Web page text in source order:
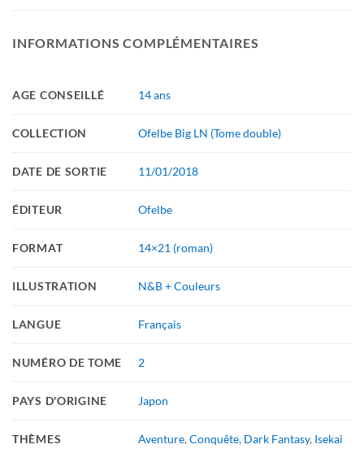
INFORMATIONS COMPLÉMENTAIRES
AGE CONSEILLÉ 14 ans
COLLECTION Ofelbe Big LN (Tome double)
DATE DE SORTIE 11/01/2018
ÉDITEUR Ofelbe
FORMAT 14×21 (roman)
ILLUSTRATION N&B + Couleurs
LANGUE Français
NUMÉRO DE TOME 2
PAYS D'ORIGINE Japon
THÈMES Aventure,Conquête, Dark Fantasy, Isekai